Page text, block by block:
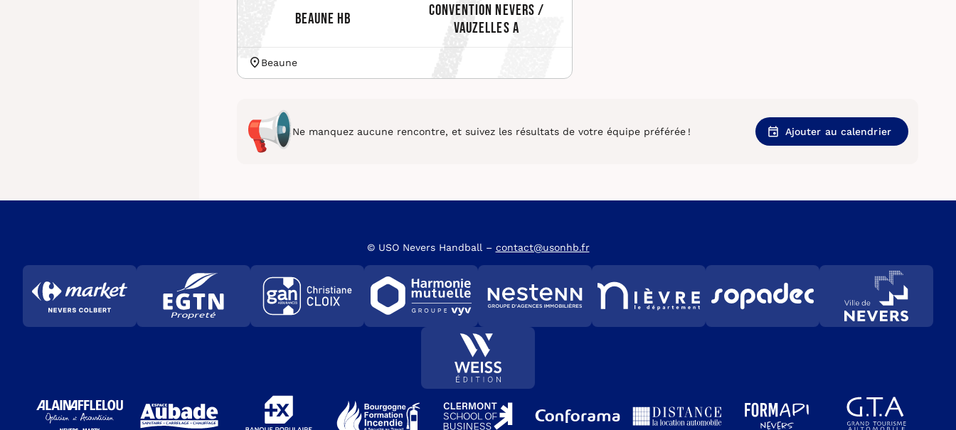
Beaune HB
Convention Nevers /
Vauzelles A
Beaune
Ne manquez aucune rencontre, et suivez les résultats de votre équipe préférée ! Ajouter au calendrier
© USO Nevers Handball – contact@usonhb.fr